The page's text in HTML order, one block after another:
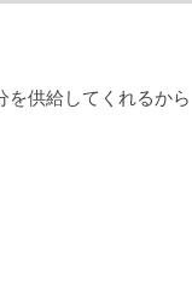
を供給してくれるから